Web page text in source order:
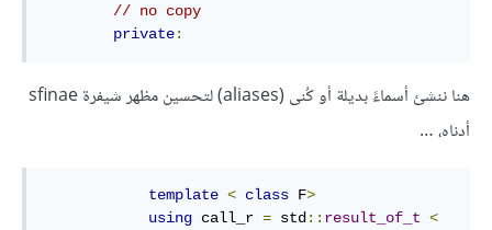
// no copy
private:
هنا ننشئ أسماءً بديلة أو كُنى (aliases) لتحسين مظهر شيفرة sfinae
أدناه، …
template < class F>
using call_r = std :: result_of_t <